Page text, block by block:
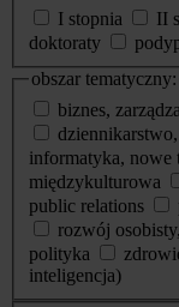
I stopnia
II
doktoraty
obszar tematyczny:
biznes,
informatyka, nowe
międzykulturowa
public relations
rozwój
polityka
inteligencja)